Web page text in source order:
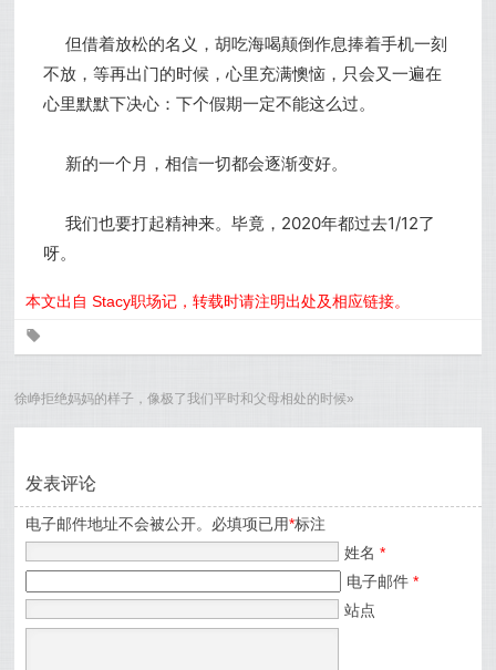
但借着放松的名义，胡吃海喝颠倒作息捧着手机一刻
不放，等再出门的时候，心里充满懊恼，只会又一遍在
心里默默下决心：下个假期一定不能这么过。
新的一个月，相信一切都会逐渐变好。
我们也要打起精神来。毕竟，2020年都过去1/12了
呀。
本文出自 Stacy职场记，转载时请注明出处及相应链接。
0
徐峥拒绝妈妈的样子，像极了我们平时和父母相处的时候»
发表评论
电子邮件地址不会被公开。必填项已用*标注
姓名*
电子邮件*
站点